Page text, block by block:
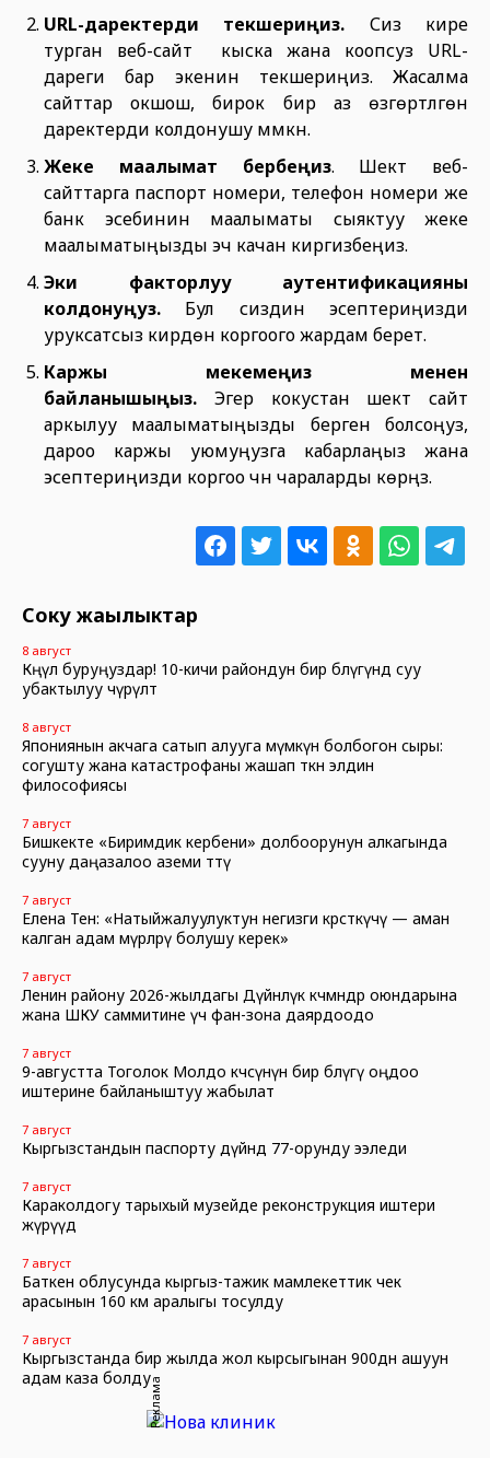
URL-даректерди текшериңиз. Сиз кире
турган веб-сайт кыска жана коопсуз URL-
дареги бар экенин текшериңиз. Жасалма
сайттар окшош, бирок бир аз өзгөртүлгөн
даректерди колдонушу мүмкүн.
Жеке
маалымат бербеңиз. Шектүү веб-
сайттарга паспорт номери, телефон номери же
банк эсебинин маалыматы сыяктуу жеке
маалыматыңызды эч качан киргизбеңиз.
Эки факторлуу аутентификацияны
колдонуңуз. Бул сиздин эсептериңизди
уруксатсыз кирүүдөн коргоого жардам берет.
Каржы мекемеңиз менен
байланышыңыз. Эгер кокустан шектүү сайт
аркылуу маалыматыңызды берген болсоңуз,
дароо каржы уюмуңузга кабарлаңыз жана
эсептериңизди коргоо үчүн чараларды көрүңүз.
Соңку жаңылыктар
8 август
Көңүл буруңуздар! 10-кичи райондун бир бөлүгүндө суу
убактылуу өчүрүлөт
8 август
Япониянын акчага сатып алууга мүмкүн болбогон сыры:
согушту жана катастрофаны жашап өткөн элдин
философиясы
7 август
Бишкекте «Биримдик кербени» долбоорунун алкагында
сууну даңазалоо аземи өттү
7 август
Елена Тен: «Натыйжалуулуктун негизги көрсөткүчү — аман
калган адам өмүрлөрү болушу керек»
7 август
Ленин району 2026-жылдагы Дүйнөлүк көчмөндөр оюндарына
жана ШКУ саммитине үч фан-зона даярдоодо
7 август
9-августта Тоголок Молдо көчөсүнүн бир бөлүгү оңдоо
иштерине байланыштуу жабылат
7 август
Кыргызстандын паспорту дүйнөдө 77-орунду ээледи
7 август
Караколдогу тарыхый музейде реконструкция иштери
жүрүүдө
7 август
Баткен облусунда кыргыз-тажик мамлекеттик чек
арасынын 160 км аралыгы тосулду
7 август
Кыргызстанда бир жылда жол кырсыгынан 900дөн ашуун
адам каза болдуРеклама